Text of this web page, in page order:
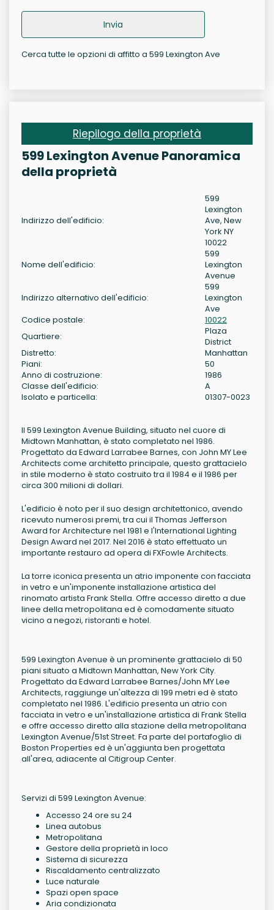
Invia
Cerca tutte le opzioni di affitto a 599 Lexington Ave
Riepilogo della proprietà
599 Lexington Avenue Panoramica
della proprietà
Indirizzo dell'edificio:
599
Lexington
Ave, New
York NY
10022
Nome dell'edificio:
599
Lexington
Avenue
Indirizzo alternativo dell'edificio:
599
Lexington
Ave
Codice postale:
10022
Quartiere:
Plaza
District
Distretto:
Manhattan
Piani:
50
Anno di costruzione:
1986
Classe dell'edificio:
A
Isolato e particella:
01307-0023
Il 599 Lexington Avenue Building, situato nel cuore di
Midtown Manhattan, è stato completato nel 1986.
Progettato da Edward Larrabee Barnes, con John MY Lee
Architects come architetto principale, questo grattacielo
in stile moderno è stato costruito tra il 1984 e il 1986 per
circa 300 milioni di dollari.
L'edificio è noto per il suo design architettonico, avendo
ricevuto numerosi premi, tra cui il Thomas Jefferson
Award for Architecture nel 1981 e l'International Lighting
Design Award nel 2017. Nel 2016 è stato effettuato un
importante restauro ad opera di FXFowle Architects.
La torre iconica presenta un atrio imponente con facciata
in vetro e un'imponente installazione artistica del
rinomato artista Frank Stella. Offre accesso diretto a due
linee della metropolitana ed è comodamente situato
vicino a negozi, ristoranti e hotel.
599 Lexington Avenue è un prominente grattacielo di 50
piani situato a Midtown Manhattan, New York City.
Progettato da Edward Larrabee Barnes/John MY Lee
Architects, raggiunge un'altezza di 199 metri ed è stato
completato nel 1986. L'edificio presenta un atrio con
facciata in vetro e un'installazione artistica di Frank Stella
e offre accesso diretto alla stazione della metropolitana
Lexington Avenue/51st Street. Fa parte del portafoglio di
Boston Properties ed è un'aggiunta ben progettata
all'area, adiacente al Citigroup Center.
Servizi di 599 Lexington Avenue:
Accesso 24 ore su 24
Linea autobus
Metropolitana
Gestore della proprietà in loco
Sistema di sicurezza
Riscaldamento centralizzato
Luce naturale
Spazi open space
Aria condizionata